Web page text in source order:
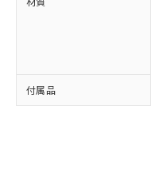
付属品
マイパー
ビス）を
メンバー
お客様が
登録され
および当
部品在庫の切
月が前後する
※3 非含有証
「10」：通常
質が外部に漏
及ぼさない年
「－」：未確認
い合わせくださ
販売先お
法に輸出
り引きを
受注
情報